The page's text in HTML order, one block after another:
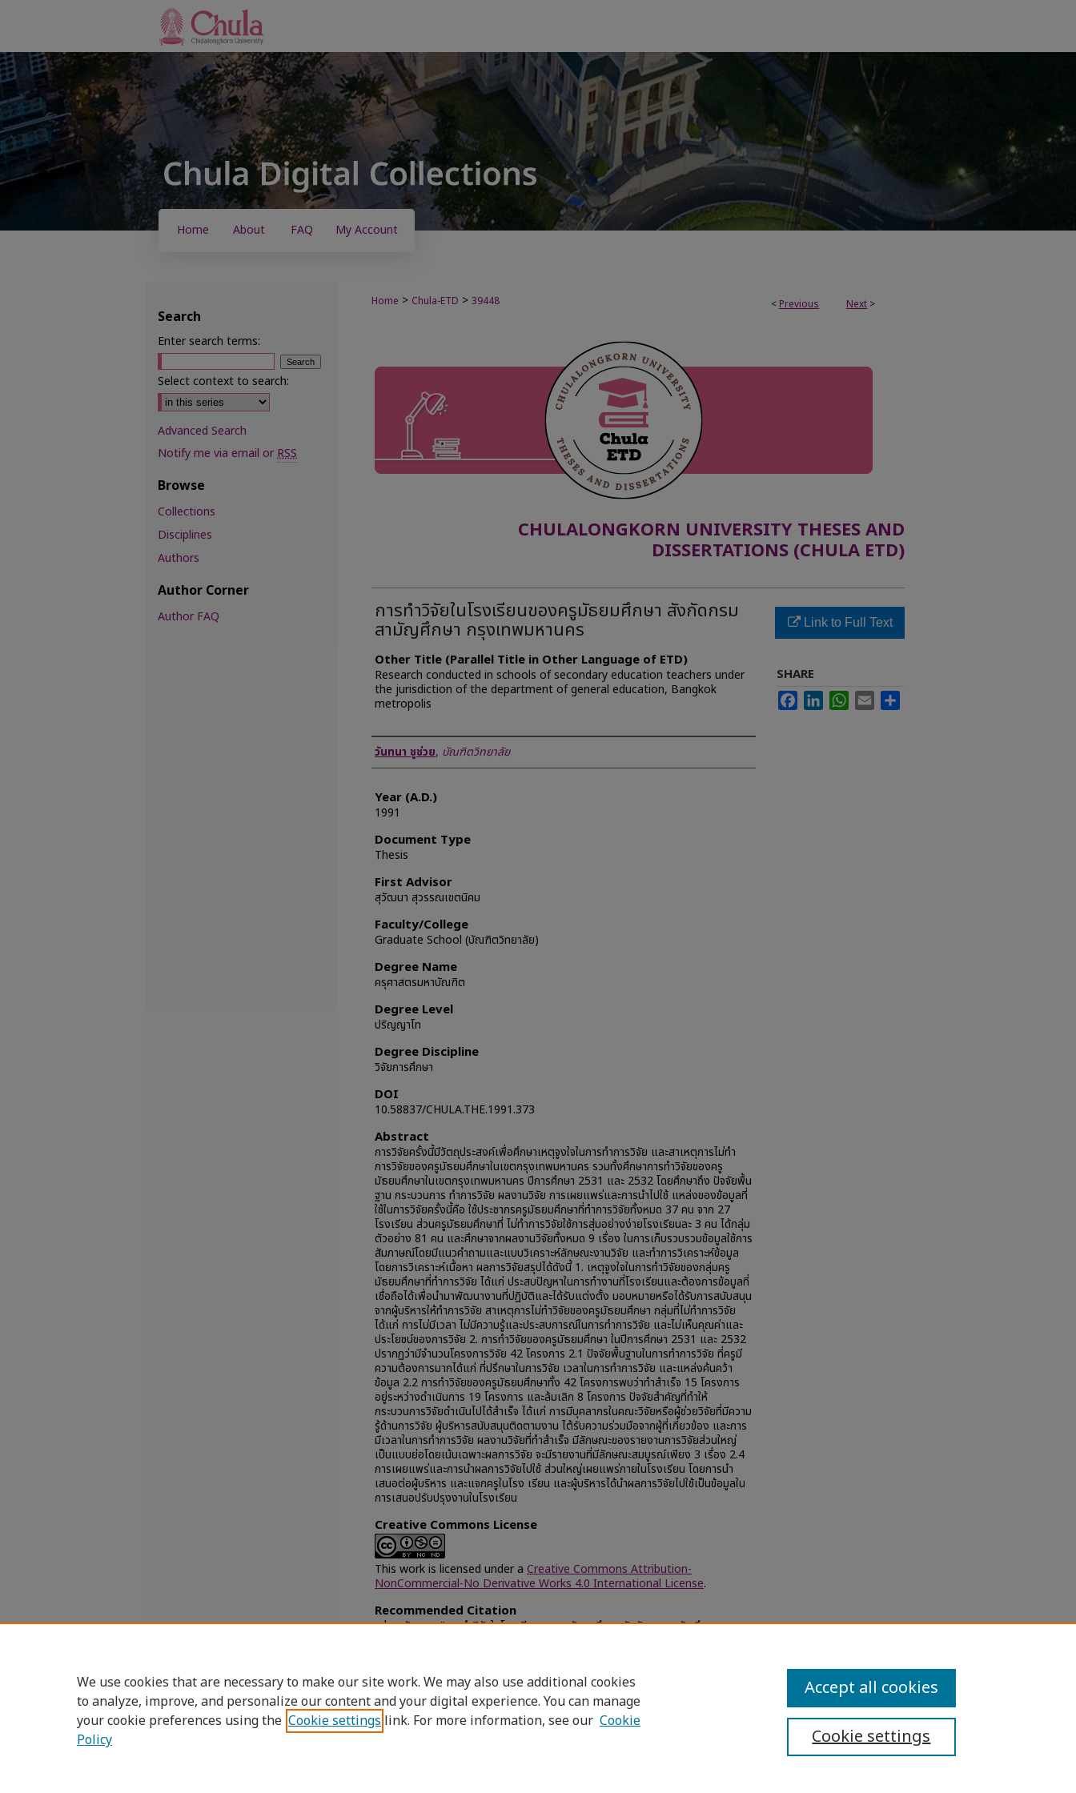
Home About FAQ My Account
< Previous Next >
Home > Chula-ETD > 39448
CHULALONGKORN UNIVERSITY THESES AND
DISSERTATIONS (CHULA ETD)
การทำวิจัยในโรงเรียนของครูมัธยมศึกษา สังกัดกรม
สามัญศึกษา กรุงเทพมหานคร
Other Title (Parallel Title in Other Language of ETD)
Research conducted in schools of secondary education teachers under
the jurisdiction of the department of general education, Bangkok
metropolis
Author
วันทนา ชูช่วย, บัณฑิตวิทยาลัย
Year (A.D.)
1991
Document Type
Thesis
First Advisor
สุวัฒนา สุวรรณเขตนิคม
Faculty/College
Graduate School (บัณฑิตวิทยาลัย)
Degree Name
ครุศาสตรมหาบัณฑิต
Degree Level
ปริญญาโท
Degree Discipline
วิจัยการศึกษา
DOI
10.58837/CHULA.THE.1991.373
Abstract
การวิจัยครั้งนี้มีวัตถุประสงค์เพื่อศึกษาเหตุจูงใจในการทำการวิจัย และสาเหตุการไม่ทำ
การวิจัยของครูมัธยมศึกษาในเขตกรุงเทพมหานคร รวมทั้งศึกษาการทำวิจัยของครู
มัธยมศึกษาในเขตกรุงเทพมหานคร ปีการศึกษา 2531 และ 2532 โดยศึกษาถึง ปัจจัยพื้น
ฐาน กระบวนการ ทำการวิจัย ผลงานวิจัย การเผยแพร่และการนำไปใช้ แหล่งของข้อมูลที่
ใช้ในการวิจัยครั้งนี้คือ ใช้ประชากรครูมัธยมศึกษาที่ทำการวิจัยทั้งหมด 37 คน จาก 27
โรงเรียน ส่วนครูมัธยมศึกษาที่ ไม่ทำการวิจัยใช้การสุ่มอย่างง่ายโรงเรียนละ 3 คน ได้กลุ่ม
ตัวอย่าง 81 คน และศึกษาจากผลงานวิจัยทั้งหมด 9 เรื่อง ในการเก็บรวบรวมข้อมูลใช้การ
สัมภาษณ์โดยมีแนวคำถามและแบบวิเคราะห์ลักษณะงานวิจัย และทำการวิเคราะห์ข้อมูล
โดยการวิเคราะห์เนื้อหา ผลการวิจัยสรุปได้ดังนี้ 1. เหตุจูงใจในการทำวิจัยของกลุ่มครู
มัธยมศึกษาที่ทำการวิจัย ได้แก่ ประสบปัญหาในการทำงานที่โรงเรียนและต้องการข้อมูลที่
เชื่อถือได้เพื่อนำมาพัฒนางานที่ปฏิบัติและได้รับแต่งตั้ง มอบหมายหรือได้รับการสนับสนุน
จากผู้บริหารให้ทำการวิจัย สาเหตุการไม่ทำวิจัยของครูมัธยมศึกษา กลุ่มที่ไม่ทำการวิจัย
ได้แก่ การไม่มีเวลา ไม่มีความรู้และประสบการณ์ในการทำการวิจัย และไม่เห็นคุณค่าและ
ประโยชน์ของการวิจัย 2. การทำวิจัยของครูมัธยมศึกษา ในปีการศึกษา 2531 และ 2532
ปรากฏว่ามีจำนวนโครงการวิจัย 42 โครงการ 2.1 ปัจจัยพื้นฐานในการทำการวิจัย ที่ครูมี
ความต้องการมากได้แก่ ที่ปรึกษาในการวิจัย เวลาในการทำการวิจัย และแหล่งค้นคว้า
ข้อมูล 2.2 การทำวิจัยของครูมัธยมศึกษาทั้ง 42 โครงการพบว่าทำสำเร็จ 15 โครงการ
อยู่ระหว่างดำเนินการ 19 โครงการ และล้มเลิก 8 โครงการ ปัจจัยสำคัญที่ทำให้
กระบวนการวิจัยดำเนินไปได้สำเร็จ ได้แก่ การมีบุคลากรในคณะวิจัยหรือผู้ช่วยวิจัยที่มีความ
รู้ด้านการวิจัย ผู้บริหารสนับสนุนติดตามงาน ไต้รับความร่วมมือจากผู้ที่เกี่ยวข้อง และการ
มีเวลาในการทำการวิจัย ผลงานวิจัยที่ทำสำเร็จ มีลักษณะของรายงานการวิจัยส่วนใหญ่
เป็นแบบย่อโดยเน้นเฉพาะผลการวิจัย จะมีรายงานที่มีลักษณะสมบูรณ์เพียง 3 เรื่อง 2.4
การเผยแพร่และการนำผลการวิจัยไปใช้ ส่วนใหญ่เผยแพร่ภายในโรงเรียน โดยการนำ
เสนอต่อผู้บริหาร และแจกครูในโรง เรียน และผู้บริหารได้นำผลการวิจัยไปใช้เป็นข้อมูลใน
การเสนอปรับปรุงงานในโรงเรียน
Creative Commons License
This work is licensed under a Creative Commons Attribution-
NonCommercial-No Derivative Works 4.0 International License.
Recommended Citation
ชูช่วย, วันทนา, "การทำวิจัยในโรงเรียนของครูมัธยมศึกษา สังกัดกรมสามัญศึกษา
Link to Full Text
SHARE
FacebookLinkedInWhatsApp
Email
Search
Enter search terms:
Select context to search:
Advanced Search
Notify me via email orRSS
Browse
Collections
Disciplines
Authors
Author Corner
Author FAQ
Accessibility Statement
We use cookies that are necessary to make our site work. We may also use additional cookies
to analyze, improve, and personalize our content and your digital experience. You can manage
your cookie preferences using the Cookie settings link. For more information, see our Cookie
Policy
Cookie settings
Accept all cookies